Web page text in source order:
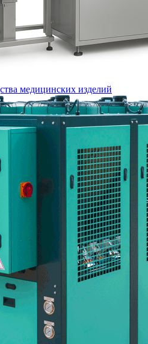
медицинских изделий